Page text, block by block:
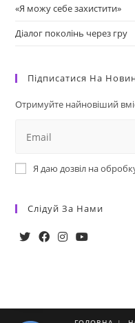
«Я можу себе захистити»
Діалог поколінь через гру
Підписатися На
Отримуйте найновіший
Я даю дозвіл на
Слідуй За Нами